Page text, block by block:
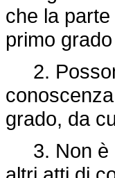
che la
primo
2.
grado, da
3. Non è